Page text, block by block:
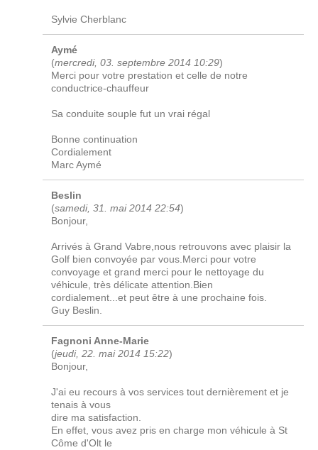
Sylvie Cherblanc
Aymé
(mercredi, 03. septembre 2014 10:29)
Merci pour votre prestation et celle de notre
conductrice-chauffeur
Sa conduite souple fut un vrai régal
Bonne continuation
Cordialement
Marc Aymé
Beslin
(samedi, 31. mai 2014 22:54)
Bonjour,
Arrivés à Grand Vabre,nous retrouvons avec plaisir la
Golf bien convoyée par vous.Merci pour votre
convoyage et grand merci pour le nettoyage du
véhicule, très délicate attention.Bien
cordialement...et peut être à une prochaine fois.
Guy Beslin.
Fagnoni Anne-Marie
(jeudi, 22. mai 2014 15:22)
Bonjour,
J'ai eu recours à vos services tout dernièrement et je
tenais à vous
dire ma satisfaction.
En effet, vous avez pris en charge mon véhicule à St
Côme d'Olt le